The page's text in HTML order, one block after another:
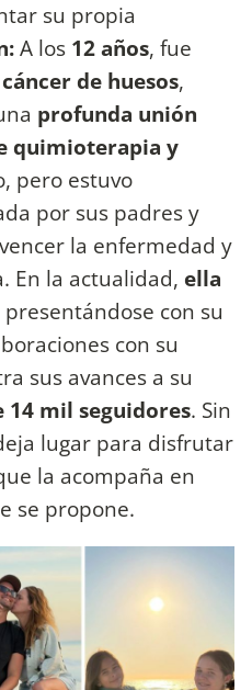
su propia
A los 12 años, fue
de huesos,
profunda unión
quimioterapia y
pero estuvo
por sus padres y
la enfermedad y
En la actualidad, ella
presentándose con su
con su
sus avances a su
14 mil seguidores. Sin
lugar para disfrutar
la acompaña en
se propone.